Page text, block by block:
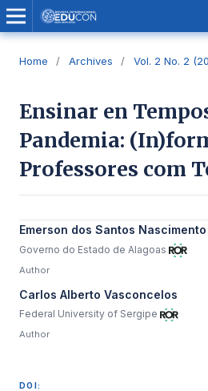
Home / Archives / Vol. 2 No. 2
Ensinar en
Pandemia:
Professores com
Emerson dos Santos Nascimento
Governo do Estado de Alagoas
Author
Carlos Alberto Vasconcelos
Federal University of Sergipe
Author
DOI: